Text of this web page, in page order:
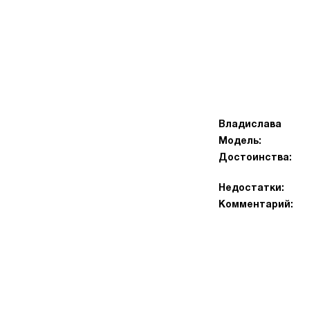
Владислава
Модель:
Достоинства:
Недостатки:
Комментарий: